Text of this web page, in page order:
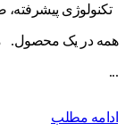
تکنولوژی
همه در یک محصول.
...
ادامه مطلب